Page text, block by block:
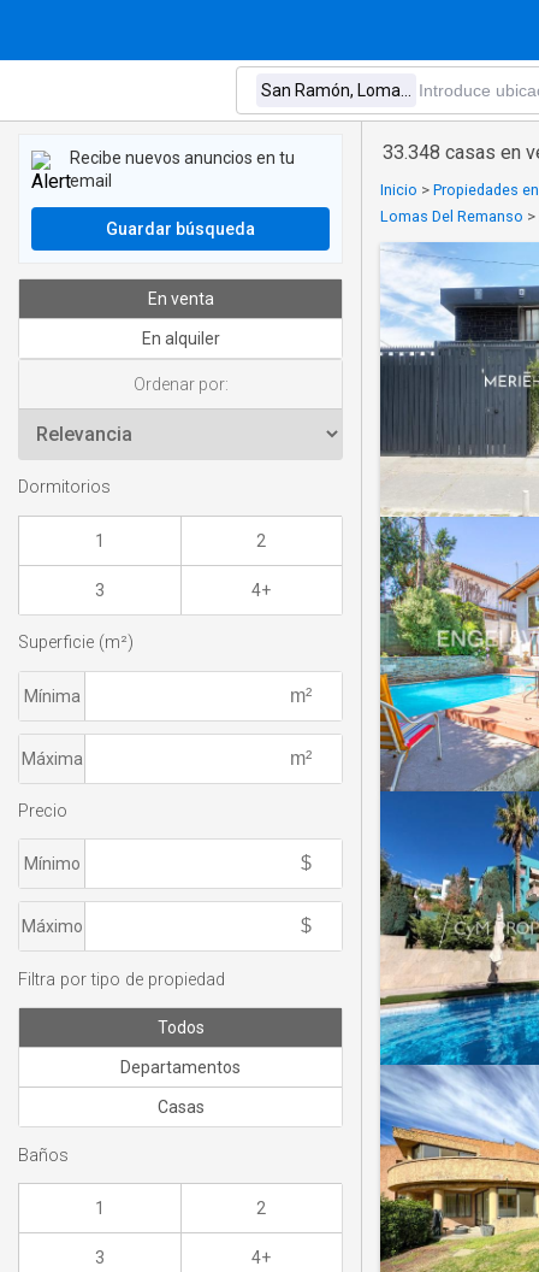
33.348 casas en
Inicio > Propiedades
Lomas Del Remanso >
Recibe nuevos anuncios en tu
email
Guardar búsqueda
En venta
En alquiler
Ordenar por:
Dormitorios
1 2
3 4+
Superficie (m²)
Mínima
Máxima
Precio
Mínimo
Máximo
Filtra por tipo de propiedad
Todos
Departamentos
Casas
Baños
1 2
3 4+